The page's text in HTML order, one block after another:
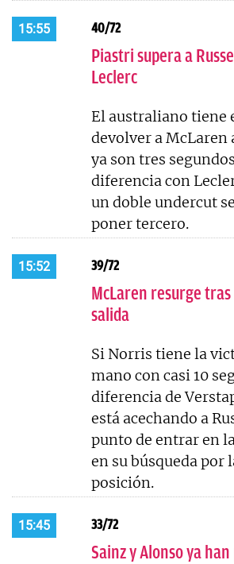
15:55 40/72
Piastri supera a
Leclerc
El australiano tiene
devolver a McLaren
ya son tres
diferencia con
un doble undercut
poner tercero.
15:52 39/72
McLaren resurge
salida
Si Norris tiene la
mano con casi 10
diferencia de
está acechando a
punto de entrar en
en su búsqueda por
posición.
15:45 33/72
Sainz y Alonso ya